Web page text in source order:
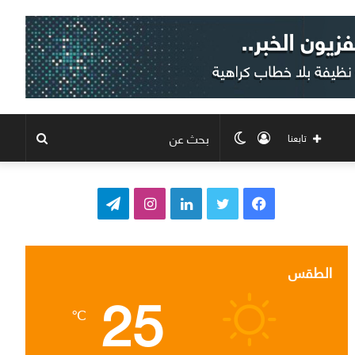
الوضع
المظلم
تسجيل
الدخول
تابعنا
ف
ب
و
ت
ق
ت
ر
الطقس 25
℃